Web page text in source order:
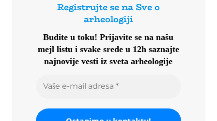
Registrujte se na Sve o
arheologiji
Budite u toku!Prijavite se na našu
mejl listu i svake srede u 12h saznajte
najnovije vesti iz sveta arheologije